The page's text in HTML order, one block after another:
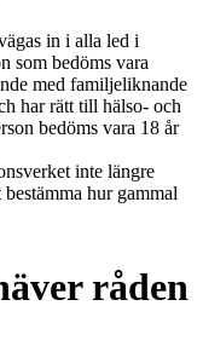
in i alla led i
som bedöms vara
med familjeliknande
har rätt till hälso- och
bedöms vara 18 år
inte längre
hur gammal
råden